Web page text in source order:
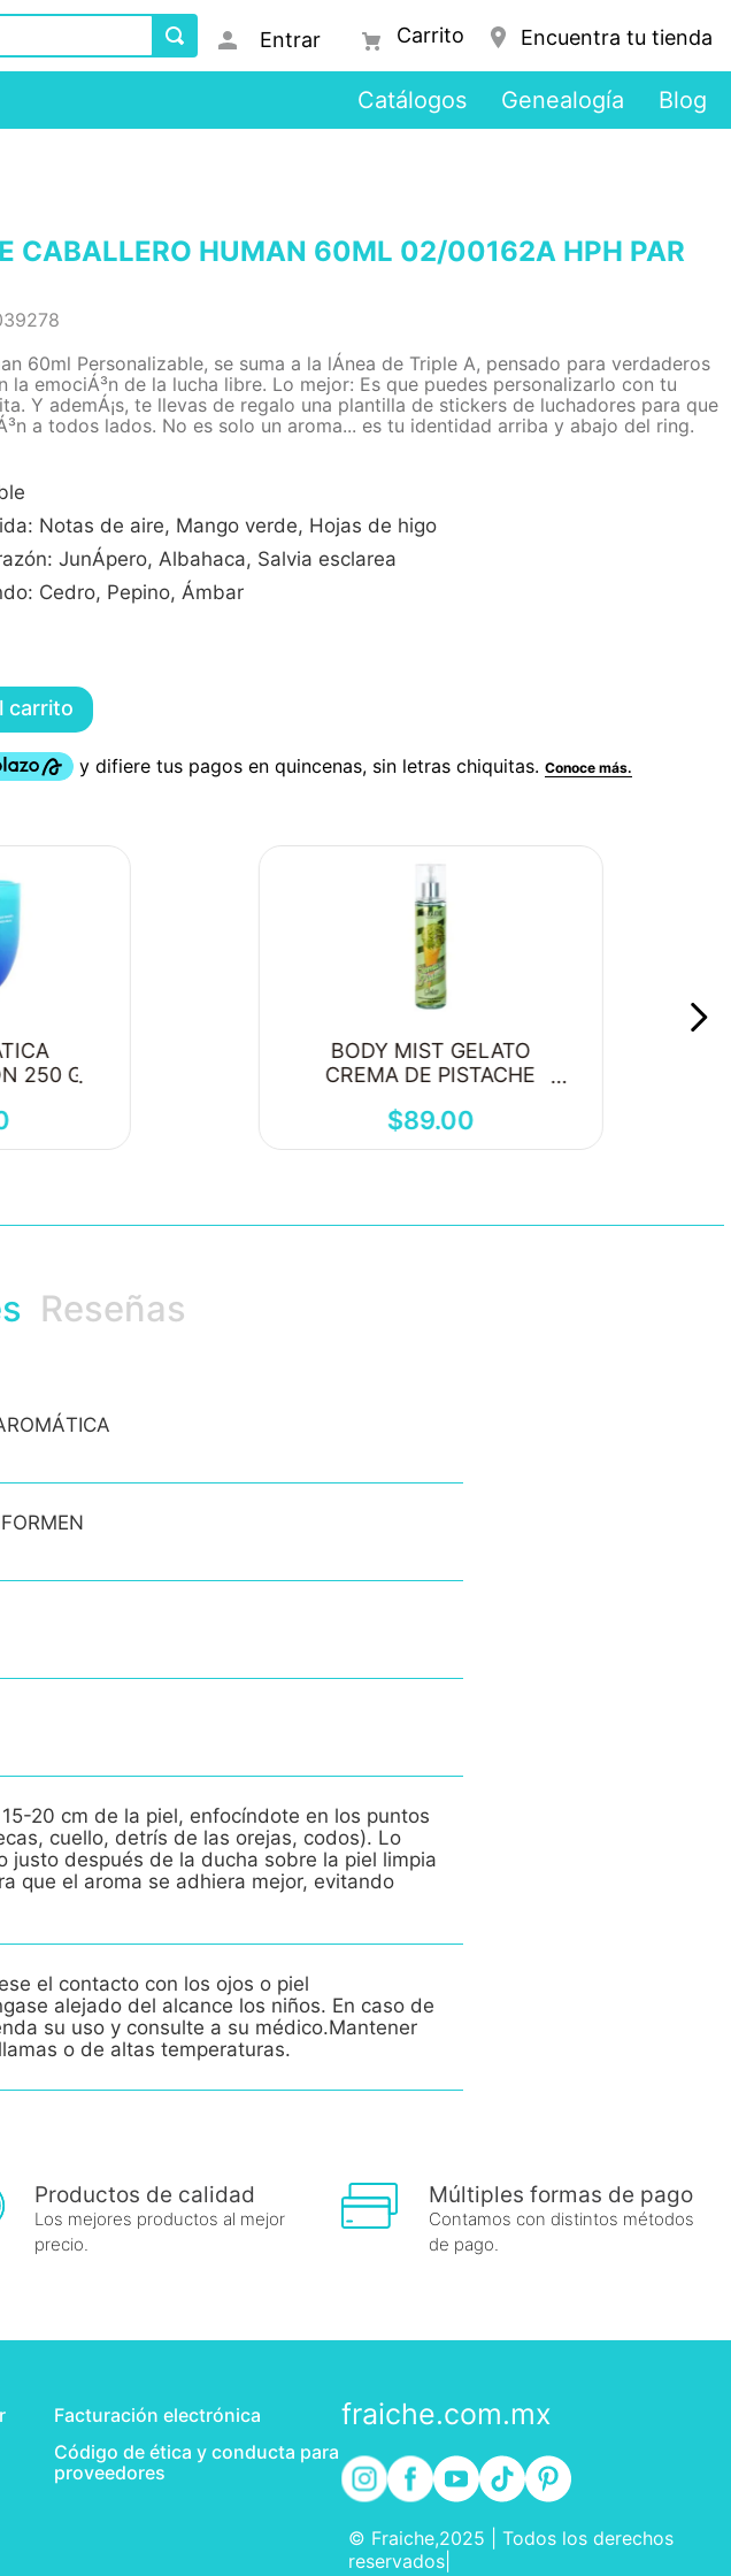
Entrar Encuentra tu tienda
Catálogos Genealogía Blog
CABALLERO HUMAN 60ML 02/00162A HPH PAR
60ml Personalizable, se suma a la lÁ­nea de Triple A, pensado para verdaderos
la emociÁ³n de la lucha libre. Lo mejor: Es que puedes personalizarlo con tu
Y ademÁ¡s, te llevas de regalo una plantilla de stickers de luchadores para que
a todos lados. No es solo un aroma... es tu identidad arriba y abajo del ring.
Notas de aire, Mango verde, Hojas de higo
JunÁ­pero, Albahaca, Salvia esclarea
Cedro, Pepino, Ámbar
carrito
250 G
BODY MIST GELATO
CREMA DE PISTACHE
$89.00
Reseñas
20 cm de la piel, enfocíndote en los puntos
cuello, detrís de las orejas, codos). Lo
justo después de la ducha sobre la piel limpia
que el aroma se adhiera mejor, evitando
el contacto con los ojos o piel
alejado del alcance los niños. En caso de
su uso y consulte a su médico.Mantener
o de altas temperaturas.
Productos de calidad
Los mejores productos al mejor
precio.
Múltiples formas de pago
Contamos con distintos métodos
de pago.
Facturación electrónica
Código de ética y conducta para
proveedores
fraiche.com.mx
© Fraiche,2025 | Todos los derechos
reservados|